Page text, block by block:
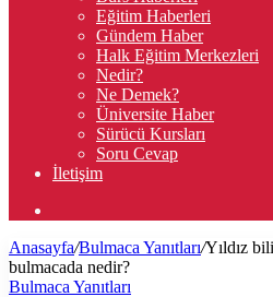
Eğitim Haberleri
Gündem Haber
Halk Eğitim Merkezleri
Nedir?
Ne Demek?
Üniversite Haber
Sürücü Kursları
Soru Cevap
İletişim
...
Anasayfa/Bulmaca Yanıtları/Yıldız
bulmacada nedir?
Bulmaca Yanıtları